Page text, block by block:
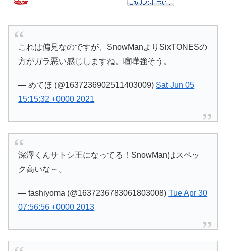
これは偏見なのですが、SnowManよりSixTONESの
方がガラ悪い感じしますね。喧嘩強そう。
— めてほ (@1637236902511403009) Sat Jun 05
15:15:32 +0000 2021
深澤くんサトシ王になってる！SnowManはスペッ
ク高いな～。
— tashiyoma (@1637236783061803008)Tue Apr 30
07:56:56 +0000 2013